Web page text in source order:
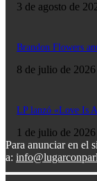
3 de agosto de
Brandon Flowers
8 de julio de 2026
LP lanzó «Love Is
1 de julio de 2026
Para anunciar en el
a: